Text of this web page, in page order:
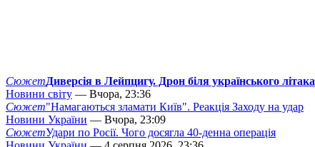
СюжетДиверсія в Лейпцигу. Дрон біля українського літака
Новини світу — Вчора, 23:36
Сюжет"Намагаються зламати Київ". Реакція Заходу на удар
Новини України — Вчора, 23:09
СюжетУдари по Росії. Чого досягла 40-денна операція